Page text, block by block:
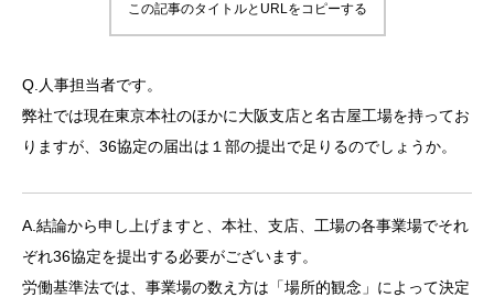
この記事のタイトルとURLをコピーする
Q.人事担当者です。
弊社では現在東京本社のほかに大阪支店と名古屋工場を持ってお
り ますが、36協定の届出は１部の提出で足りるのでしょうか。
A.結論から申し上げますと、本社、支店、工場の各事業場でそれ
ぞれ36協定を提出する必要がございます。
労働基準法では、事業場の数え方は「場所的観念」によって決定